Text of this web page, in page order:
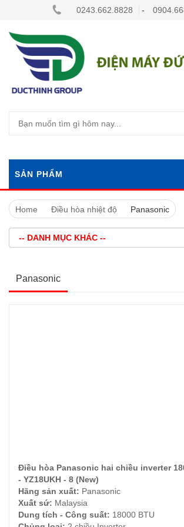
0243.662.8828 -
SẢN PHẨM
Home Điều hòa nhiệt độ Panasonic
Panasonic
ĐẶT HÀNG
Điều hòa Panasonic hai chiều inverter
- YZ18UKH - 8 (New)
Hãng sản xuất: Panasonic
Xuất sứ: Malaysia
Dung tích - Công suất: 18000 BTU